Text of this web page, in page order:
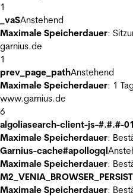
1
_vaSAnstehend
Maximale Speicherdauer:
garnius.de
1
prev_page_pathAnstehend
Maximale Speicherdauer: 1 Tag
www.garnius.de
6
algoliasearch-client-js-#.#.#-
Maximale Speicherdauer:
Garnius-cache#apollogql
Maximale Speicherdauer:
Maximale Speicherdauer: